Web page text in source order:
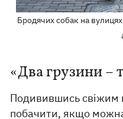
Бродячих собак на
«Два грузини –
Подивившись свіжим
побачити, якщо